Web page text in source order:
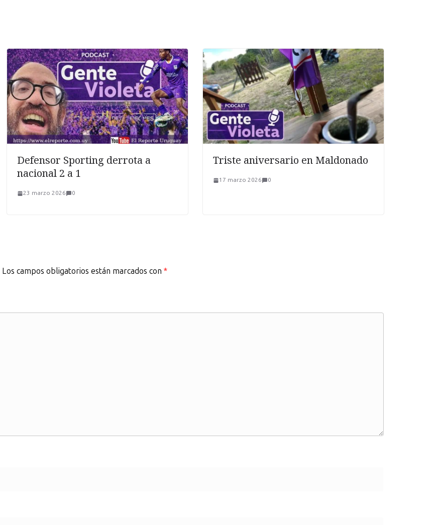
Defensor Sporting derrota a
nacional 2 a 1
23 marzo 2026 0
Triste aniversario en Maldonado
17 marzo 2026 0
Los campos obligatorios están marcados con *